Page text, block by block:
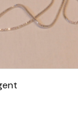
LES VARIANTES